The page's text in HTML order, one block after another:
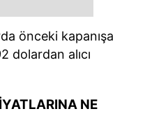
önceki kapanışa
dolardan alıcı
NE